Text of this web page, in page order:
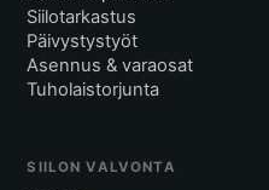
Siilotarkastus
Päivystystyöt
Asennus & varaosat
Tuholaistorjunta
SIILON VALVONTA